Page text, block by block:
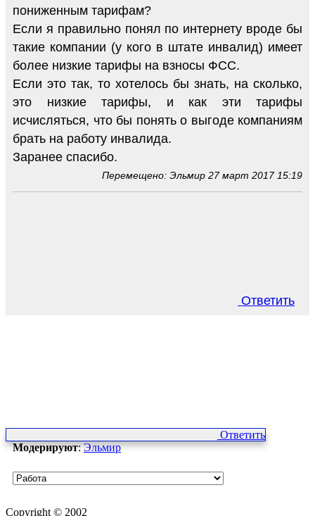
пониженным тарифам?
Если я правильно понял по интернету вроде бы
такие компании (у кого в штате инвалид) имеет
более низкие тарифы на взносы ФСС.
Если это так, то хотелось бы знать, на сколько,
это низкие тарифы, и как эти тарифы
исчисляться, что бы понять о выгоде компаниям
брать на работу инвалида.
Заранее спасибо.
Перемещено: Эльмир 27 март 2017 15:19
Ответить
Ответить
Модерируют:Эльмир
Copyright © 2002